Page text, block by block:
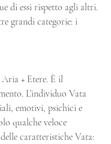
di essi rispetto agli altri.
grandi categorie: i
+ Etere. È il
L’individuo Vata
emotivi, psichici e
qualche veloce
caratteristiche Vata: